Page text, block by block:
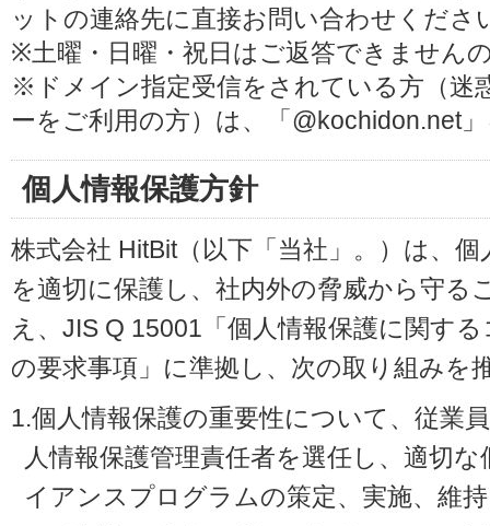
ットの連絡先に直接お問い合わせくださ
※土曜・日曜・祝日はご返答できません
※ドメイン指定受信をされている方（迷
ーをご利用の方）は、「@kochidon.net
個人情報保護方針
株式会社 HitBit（以下「当社」。）は、
を適切に保護し、社内外の脅威から守る
え、JIS Q 15001「個人情報保護に関す
の要求事項」に準拠し、次の取り組みを
1.個人情報保護の重要性について、従業
人情報保護管理責任者を選任し、適切
イアンスプログラムの策定、実施、維